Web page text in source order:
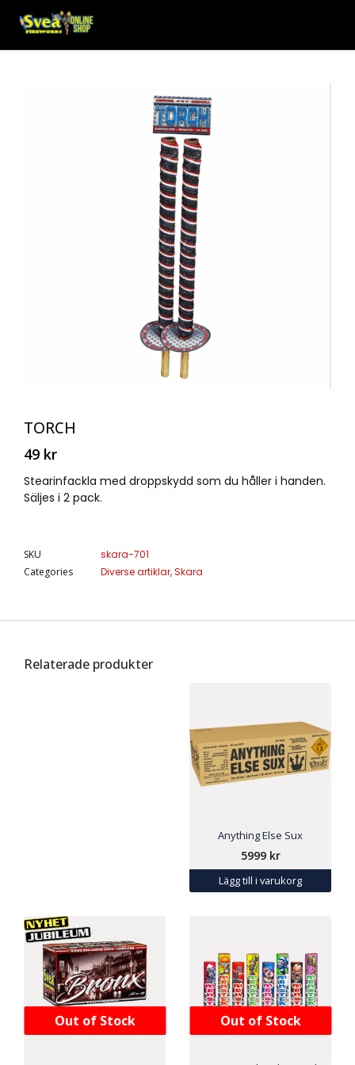
TORCH
49 kr
Stearinfackla med droppskydd som du håller i handen.
Säljes i 2 pack.
SKU
skara-701
Categories
Diverse artiklar,Skara
Relaterade produkter
Anything Else Sux
5999 kr
Lägg till i varukorg
Out of Stock Out of Stock